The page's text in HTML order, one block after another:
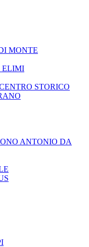
MONTE
ELIMI
STORICO
ANTONIO DA